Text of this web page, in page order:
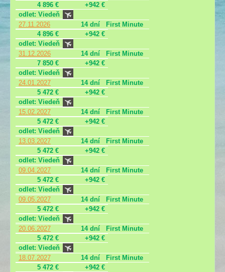
4 896 €
+942 €
odlet: Viedeň
27.11.2026
14 dní
First Minute
4 896 €
+942 €
odlet: Viedeň
31.12.2026
14 dní
First Minute
7 850 €
+942 €
odlet: Viedeň
24.01.2027
14 dní
First Minute
5 472 €
+942 €
odlet: Viedeň
15.02.2027
14 dní
First Minute
5 472 €
+942 €
odlet: Viedeň
13.03.2027
14 dní
First Minute
5 472 €
+942 €
odlet: Viedeň
09.04.2027
14 dní
First Minute
5 472 €
+942 €
odlet: Viedeň
09.05.2027
14 dní
First Minute
5 472 €
+942 €
odlet: Viedeň
20.06.2027
14 dní
First Minute
5 472 €
+942 €
odlet: Viedeň
18.07.2027
14 dní
First Minute
5 472 €
+942 €